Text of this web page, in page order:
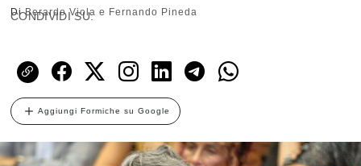
DiBerardo Viola e Fernando Pineda
CONDIVIDI SU:
Aggiungi Formiche su Google